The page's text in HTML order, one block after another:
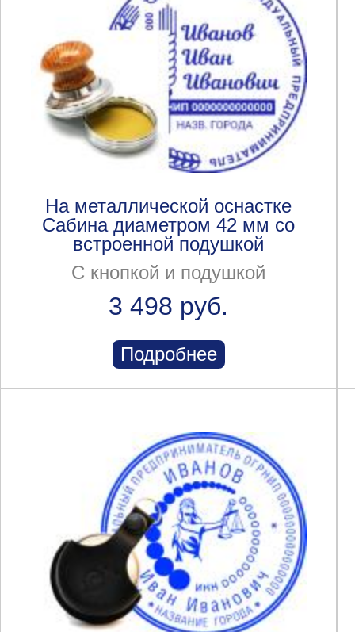
На металлической оснастке
Сабина диаметром 42 мм со
встроенной подушкой
С кнопкой и подушкой
3 498 руб.
Подробнее